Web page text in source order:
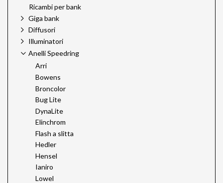
Ricambi per bank
Giga bank
Diffusori
Illuminatori
Anelli Speedring
Arri
Bowens
Broncolor
Bug Lite
DynaLite
Elinchrom
Flash a slitta
Hedler
Hensel
Ianiro
Lowel